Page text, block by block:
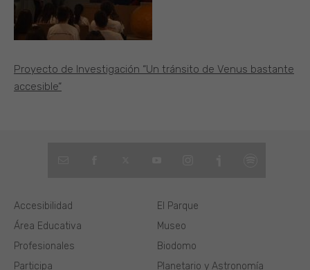
Proyecto de Investigación “Un tránsito de Venus bastante
accesible“
El Parque
Museo
Biodomo
Planetario y Astronomía
Área Educativa
Profesionales
Participa
Accesibilidad